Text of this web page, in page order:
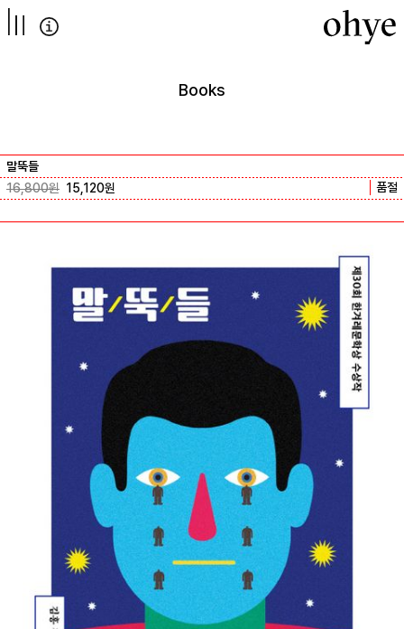
컨텐츠로
넘어가기
Books
말뚝들
16,800원 15,120원 품절